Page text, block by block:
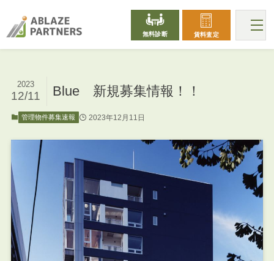
無料診断 賃料査定
Blue 新規募集情報！！
2023
12/11
管理物件募集速報 2023年12月11日